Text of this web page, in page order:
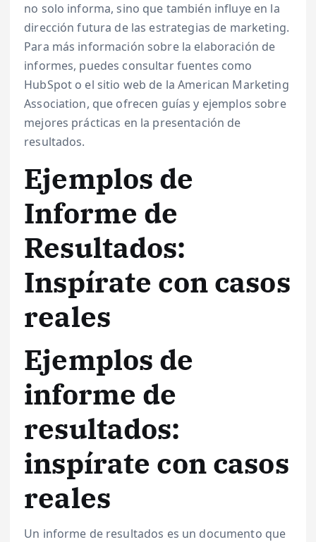
no solo informa, sino que también influye en la
dirección futura de las estrategias de marketing.
Para más información sobre la elaboración de
informes, puedes consultar fuentes como
HubSpot o el sitio web de la American Marketing
Association, que ofrecen guías y ejemplos sobre
mejores prácticas en la presentación de
resultados.
Ejemplos de
Informe de
Resultados:
Inspírate con casos
reales
Ejemplos de
informe de
resultados:
inspírate con casos
reales
Un informe de resultados es un documento que